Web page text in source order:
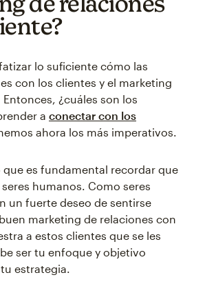
lo suficiente cómo las
con los clientes y el marketing
¿cuáles son los
a conectar con los
ahora los más imperativos.
que es fundamental recordar que
humanos. Como seres
un fuerte deseo de sentirse
marketing de relaciones con
a estos clientes que se les
ser tu enfoque y objetivo
estrategia.